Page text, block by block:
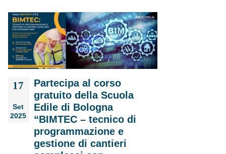
17
Set
2025
Partecipa al corso
gratuito della Scuola
Edile di Bologna
“BIMTEC – tecnico di
programmazione e
gestione di cantieri